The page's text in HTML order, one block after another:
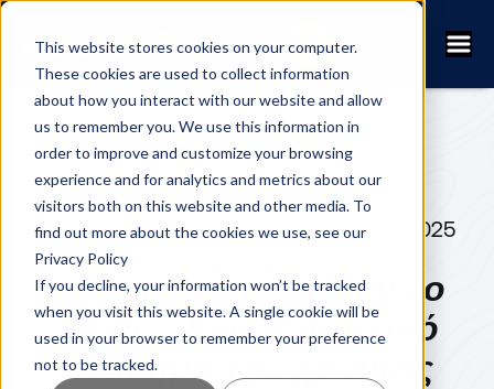
This website stores cookies on your computer.
These cookies are used to collect information
about how you interact with our website and allow
us to remember you. We use this information in
order to improve and customize your browsing
experience and for analytics and metrics about our
visitors both on this website and other media. To
find out more about the cookies we use, see our
Privacy Policy
If you decline, your information won’t be tracked
when you visit this website. A single cookie will be
used in your browser to remember your preference
not to be tracked.
FANNY KUHN 14 ΜΑΡΤΊΟΥ 2025
Οι αγώνες ανθίζουν το
2025 - Ένα εξαιρετικό
ξεκίνημα της χρονιάς